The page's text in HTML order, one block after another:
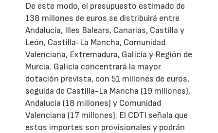
De este modo, el presupuesto estimado de
138 millones de euros se distribuirá entre
Andalucía, Illes Balears, Canarias, Castilla y
León, Castilla-La Mancha, Comunidad
Valenciana, Extremadura, Galicia y Región de
Murcia. Galicia concentrará la mayor
dotación prevista, con 51 millones de euros,
seguida de Castilla-La Mancha (19 millones),
Andalucía (18 millones) y Comunidad
Valenciana (17 millones). El CDTI señala que
estos importes son provisionales y podrán